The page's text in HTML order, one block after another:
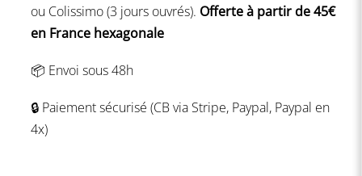
vacances
ou Colissimo (3 jours ouvrés). Offerte à partir de 45€
en France hexagonale
📦 Envoi sous 48h
🔒 Paiement sécurisé (CB via Stripe, Paypal, Paypal en
4x)